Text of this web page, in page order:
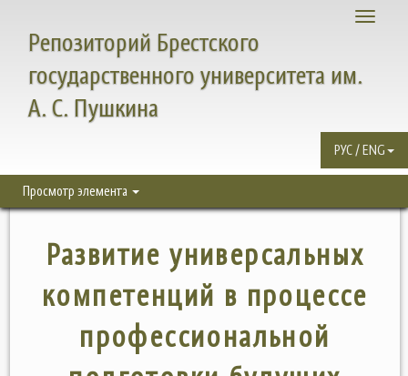
Toggle
Репозиторий Брестского
государственного университета им.
А. С. Пушкина
РУС / ENG
Просмотр элемента
Развитие универсальных
компетенций в процессе
профессиональной